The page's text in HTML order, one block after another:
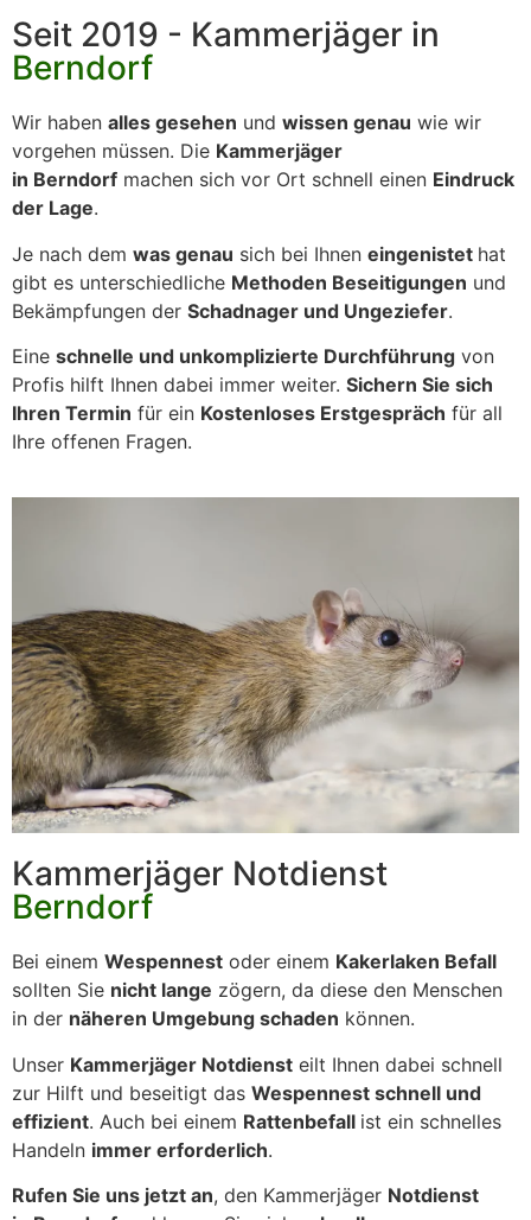
Seit 2019 - Kammerjäger in
Berndorf
Wir haben alles gesehen und wissen genau wie wir
vorgehen müssen. Die Kammerjäger
in Berndorf machen sich vor Ort schnell einen Eindruck
der Lage.
Je nach dem was genau sich bei Ihnen eingenistet hat
gibt es unterschiedliche Methoden Beseitigungen und
Bekämpfungen der Schadnager und Ungeziefer.
Eine schnelle und unkomplizierte Durchführung von
Profis hilft Ihnen dabei immer weiter. Sichern Sie sich
Ihren Termin für ein Kostenloses Erstgespräch für all
Ihre offenen Fragen.
Kammerjäger Notdienst
Berndorf
Bei einem Wespennest oder einem Kakerlaken Befall
sollten Sie nicht lange zögern, da diese den Menschen
in der näheren Umgebung schaden können.
Unser Kammerjäger Notdienst eilt Ihnen dabei schnell
zur Hilft und beseitigt das Wespennest schnell und
effizient. Auch bei einem Rattenbefall ist ein schnelles
Handeln immer erforderlich.
Rufen Sie uns jetzt an, den Kammerjäger Notdienst